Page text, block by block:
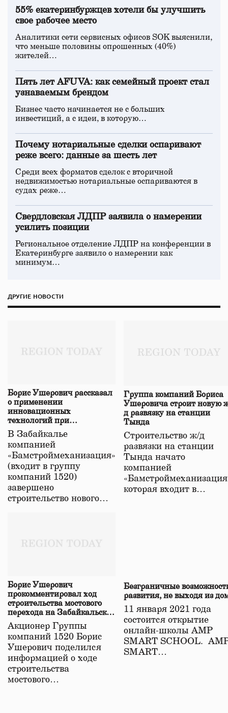
55% екатеринбуржцев хотели бы улучшить
свое рабочее место
Аналитики сети сервисных офисов SOK выяснили,
что меньше половины опрошенных (40%)
жителей…
Пять лет AFUVA: как семейный проект стал
узнаваемым брендом
Бизнес часто начинается не с больших
инвестиций, а с идеи, в которую…
Почему нотариальные сделки оспаривают
реже всего: данные за шесть лет
Среди всех форматов сделок с вторичной
недвижимостью нотариальные оспариваются в
судах реже…
Свердловская ЛДПР заявила о намерении
усилить позиции
Региональное отделение ЛДПР на конференции в
Екатеринбурге заявило о намерении как
минимум…
ДРУГИЕ НОВОСТИ
Борис Ушерович рассказал
о применении
инновационных
технологий при
строительстве нового моста
в Забайкалье
В Забайкалье
компанией
«Бамстроймеханизация»
(входит в группу
компаний 1520)
завершено
строительство нового…
Группа компаний Бориса
Ушеровича строит новую
д развязку на станции
Тында
Строительство ж/д
развязки на станции
Тында начато
компанией
которая входит в…
Борис Ушерович
прокомментировал ход
строительства мостового
перехода на Забайкальской
железной дороге
Акционер Группы
компаний 1520 Борис
Ушерович поделился
информацией о ходе
строительства
мостового…
Безграничные
развития, не выходя из
11 января 2021 года
состоится открытие
онлайн-школы АМР
SMART SCHOOL.
SMART…